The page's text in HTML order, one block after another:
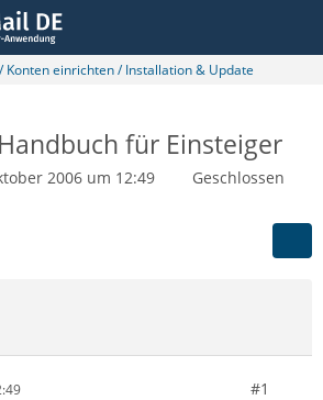
einrichten / Installation & Update
für Einsteiger
2006 um 12:49
Geschlossen
#1